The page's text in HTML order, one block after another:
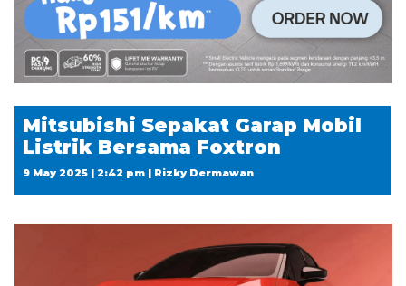
Mitsubishi Sepakat Garap Mobil
Listrik Bersama Foxtron
9 May 2025 | 2:42 pm | Rizky Dermawan